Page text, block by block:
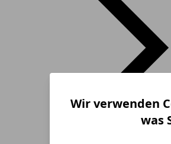
Wir verwenden
was